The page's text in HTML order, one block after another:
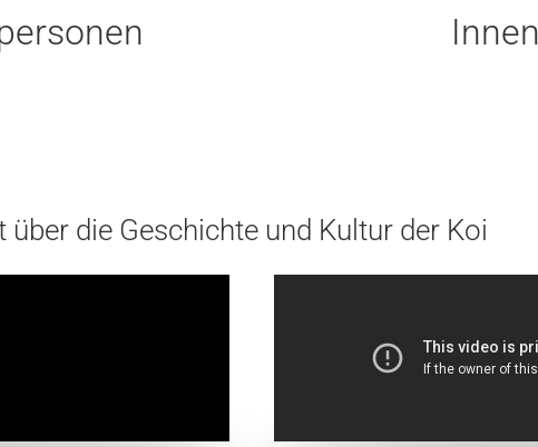
die Geschichte und Kultur der Koi